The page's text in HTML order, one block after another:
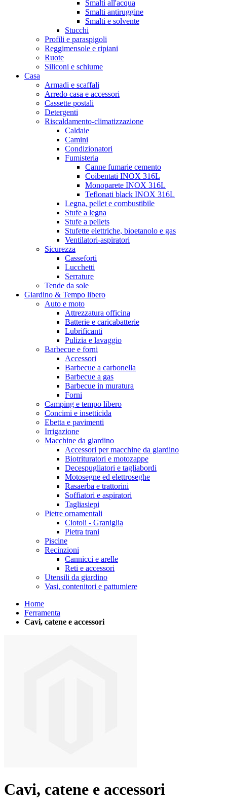
Smalti all'acqua
Smalti antiruggine
Smalti e solvente
Stucchi
Profili e paraspigoli
Reggimensole e ripiani
Ruote
Siliconi e schiume
Casa
Armadi e scaffali
Arredo casa e accessori
Cassette postali
Detergenti
Riscaldamento-climatizzazione
Caldaie
Camini
Condizionatori
Fumisteria
Canne fumarie cemento
Coibentati INOX 316L
Monoparete INOX 316L
Teflonati black INOX 316L
Legna, pellet e combustibile
Stufe a legna
Stufe a pellets
Stufette elettriche, bioetanolo e gas
Ventilatori-aspiratori
Sicurezza
Casseforti
Lucchetti
Serrature
Tende da sole
Giardino & Tempo libero
Auto e moto
Attrezzatura officina
Batterie e caricabatterie
Lubrificanti
Pulizia e lavaggio
Barbecue e forni
Accessori
Barbecue a carbonella
Barbecue a gas
Barbecue in muratura
Forni
Camping e tempo libero
Concimi e insetticida
Ebetta e pavimenti
Irrigazione
Macchine da giardino
Accessori per macchine da giardino
Biotrituratori e motozappe
Decespugliatori e tagliabordi
Motosegne ed elettroseghe
Rasaerba e trattorini
Soffiatori e aspiratori
Tagliasiepi
Pietre ornamentali
Ciotoli - Graniglia
Pietra trani
Piscine
Recinzioni
Cannicci e arelle
Reti e accessori
Utensili da giardino
Vasi, contenitori e pattumiere
Home
Ferramenta
Cavi, catene e accessori
Cavi, catene e accessori